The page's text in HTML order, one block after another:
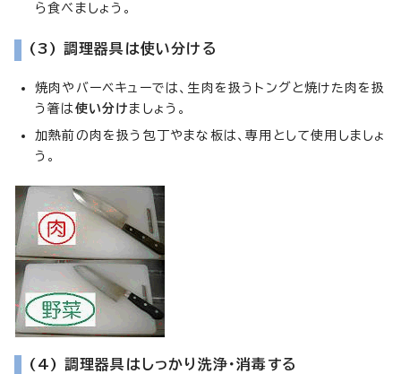
ら食べましょう。
(3) 調理器具は使い分ける
焼肉やバーベキューでは、生肉を扱うトングと焼けた肉を扱
う箸は 使い分け ましょう。
加熱前の肉を扱う包丁やまな板は、専用として使用しましょ
う。
(4) 調理器具はしっかり洗浄・消毒する